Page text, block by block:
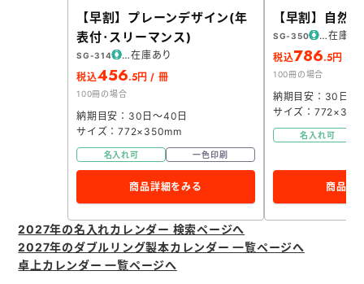
【早割】プレーンデザイン(年
表付･スリーマンス)
SG-314
在庫あり
税込456.5円 / 冊
100冊の場合
納期目安：30日～40日
サイズ：772×350mm
名入れ可 一色印刷
商品詳細をみる
【早割】自然
SG-350
在庫あ
税込786.5円 / 冊
100冊の場合
納期目安：30日～
サイズ：
名入れ可
商品詳
2027年の名入れカレンダー 検索ページへ
2027年のダブルリング製本カレンダー 一覧ページへ
卓上カレンダー 一覧ページへ